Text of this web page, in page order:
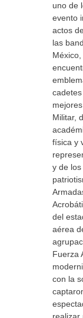
uno de
evento
actos
las
Militar,
física y
y de
del
aérea
Fuerza
con la